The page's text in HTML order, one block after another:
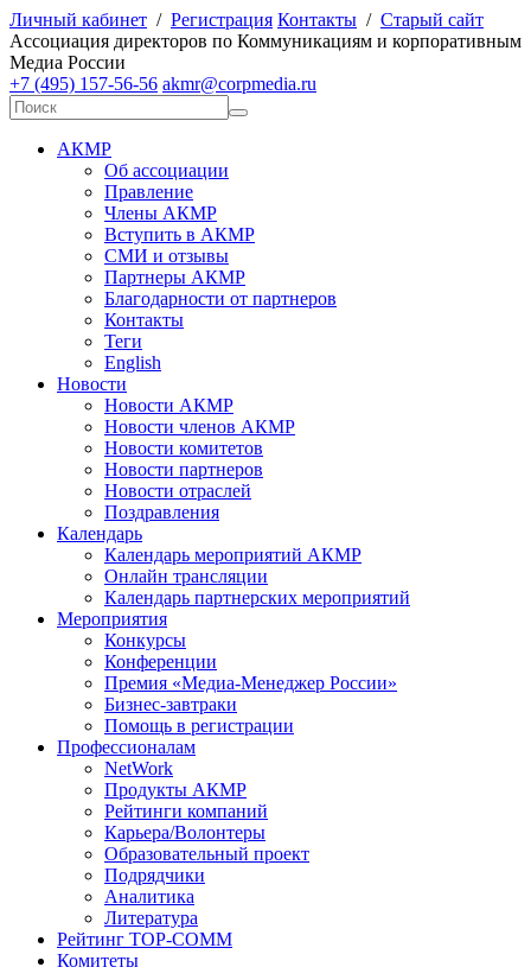
Личный кабинет / Регистрация Контакты / Старый сайт
Ассоциация директоров по Коммуникациям и корпоративным
Медиа России
+7 (495) 157-56-56 akmr@corpmedia.ru
АКМР
Об ассоциации
Правление
Члены АКМР
Вступить в АКМР
СМИ и отзывы
Партнеры АКМР
Благодарности от партнеров
Контакты
Теги
English
Новости
Новости АКМР
Новости членов АКМР
Новости комитетов
Новости партнеров
Новости отраслей
Поздравления
Календарь
Календарь мероприятий АКМР
Онлайн трансляции
Календарь партнерских мероприятий
Мероприятия
Конкурсы
Конференции
Премия «Медиа-Менеджер России»
Бизнес-завтраки
Помощь в регистрации
Профессионалам
NetWork
Продукты АКМР
Рейтинги компаний
Карьера/Волонтеры
Образовательный проект
Подрядчики
Аналитика
Литература
Рейтинг TOP-COMM
Комитеты